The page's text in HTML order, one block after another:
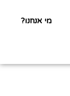
מי אנחנו?